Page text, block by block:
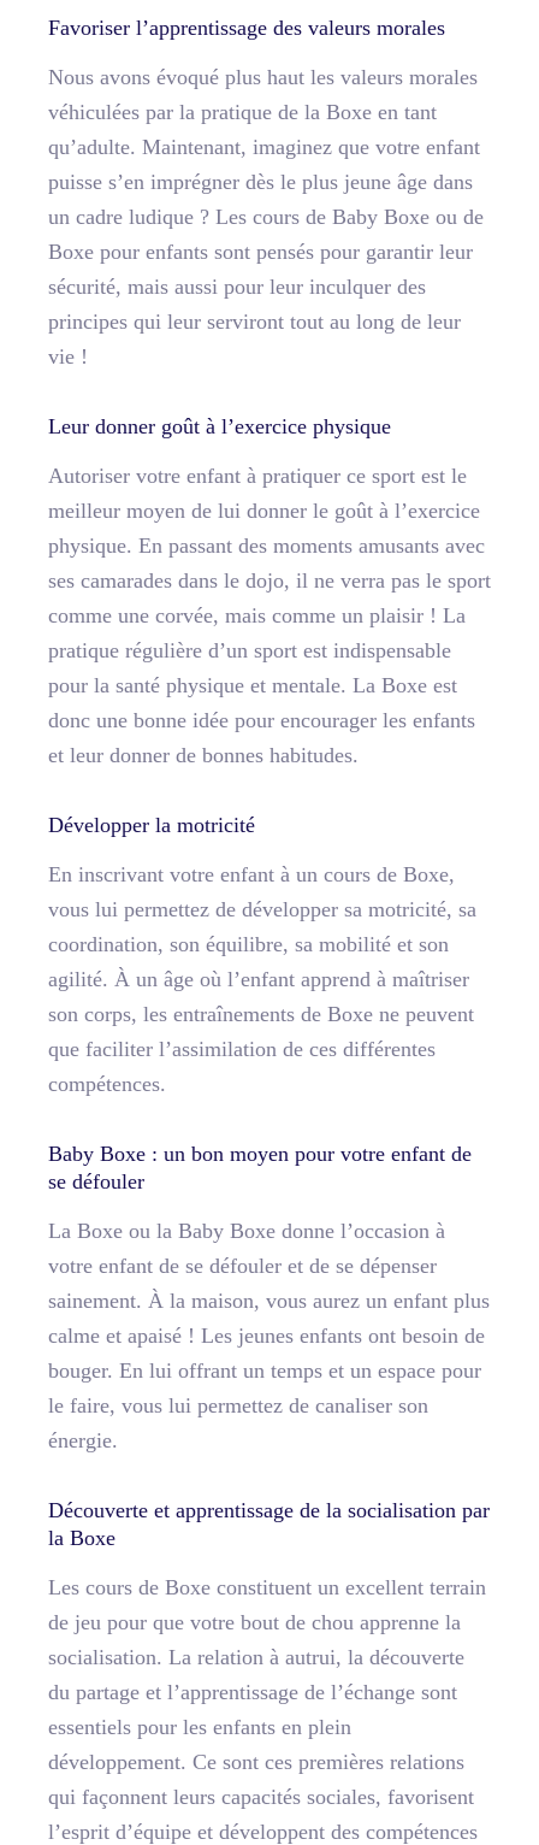
Favoriser l’apprentissage des valeurs morales
Nous avons évoqué plus haut les valeurs morales
véhiculées par la pratique de la Boxe en tant
qu’adulte. Maintenant, imaginez que votre enfant
puisse s’en imprégner dès le plus jeune âge dans
un cadre ludique ? Les cours de Baby Boxe ou de
Boxe pour enfants sont pensés pour garantir leur
sécurité, mais aussi pour leur inculquer des
principes qui leur serviront tout au long de leur
vie !
Leur donner goût à l’exercice physique
Autoriser votre enfant à pratiquer ce sport est le
meilleur moyen de lui donner le goût à l’exercice
physique. En passant des moments amusants avec
ses camarades dans le dojo, il ne verra pas le sport
comme une corvée, mais comme un plaisir ! La
pratique régulière d’un sport est indispensable
pour la santé physique et mentale. La Boxe est
donc une bonne idée pour encourager les enfants
et leur donner de bonnes habitudes.
Développer la motricité
En inscrivant votre enfant à un cours de Boxe,
vous lui permettez de développer sa motricité, sa
coordination, son équilibre, sa mobilité et son
agilité. À un âge où l’enfant apprend à maîtriser
son corps, les entraînements de Boxe ne peuvent
que faciliter l’assimilation de ces différentes
compétences.
Baby Boxe : un bon moyen pour votre enfant de
se défouler
La Boxe ou la Baby Boxe donne l’occasion à
votre enfant de se défouler et de se dépenser
sainement. À la maison, vous aurez un enfant plus
calme et apaisé ! Les jeunes enfants ont besoin de
bouger. En lui offrant un temps et un espace pour
le faire, vous lui permettez de canaliser son
énergie.
Découverte et apprentissage de la socialisation par
la Boxe
Les cours de Boxe constituent un excellent terrain
de jeu pour que votre bout de chou apprenne la
socialisation. La relation à autrui, la découverte
du partage et l’apprentissage de l’échange sont
essentiels pour les enfants en plein
développement. Ce sont ces premières relations
qui façonnent leurs capacités sociales, favorisent
l’esprit d’équipe et développent des compétences